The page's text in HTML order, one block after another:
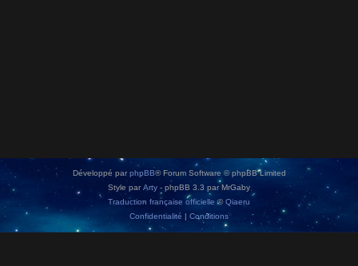
Développé par phpBB® Forum Software © phpBB Limited
Style parArty - phpBB 3.3 par MrGaby
Traduction française officielle ©Qiaeru
Confidentialité | Conditions